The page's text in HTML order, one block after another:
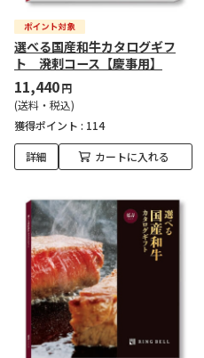
選べる国産和牛カタログギフ
ト 溌剌コース【慶事用】
11,440円
(送料・税込)
獲得ポイント : 114
詳細 カートに入れる